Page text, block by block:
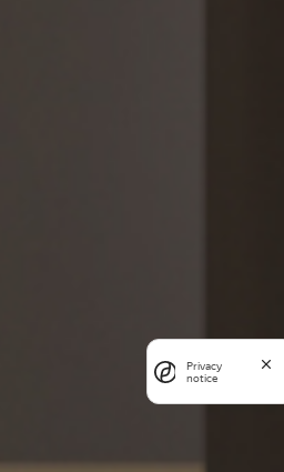
Privacy
notice